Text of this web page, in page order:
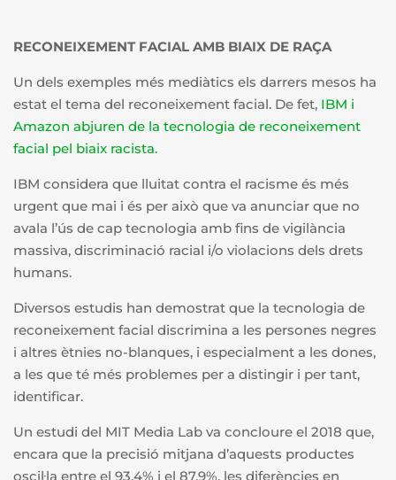
RECONEIXEMENT FACIAL AMB BIAIX DE RAÇA
Un dels exemples més mediàtics els darrers mesos ha
estat el tema del reconeixement facial. De fet, IBM i
Amazon abjuren de la tecnologia de reconeixement
facial pel biaix racista.
IBM considera que lluitat contra el racisme és més
urgent que mai i és per això que va anunciar que no
avala l’ús de cap tecnologia amb fins de vigilància
massiva, discriminació racial i/o violacions dels drets
humans.
Diversos estudis han demostrat que la tecnologia de
reconeixement facial discrimina a les persones negres
i altres ètnies no-blanques, i especialment a les dones,
a les que té més problemes per a distingir i per tant,
identificar.
Un estudi del MIT Media Lab va concloure el 2018 que,
encara que la precisió mitjana d’aquests productes
oscil·la entre el 93,4% i el 87,9%, les diferències en